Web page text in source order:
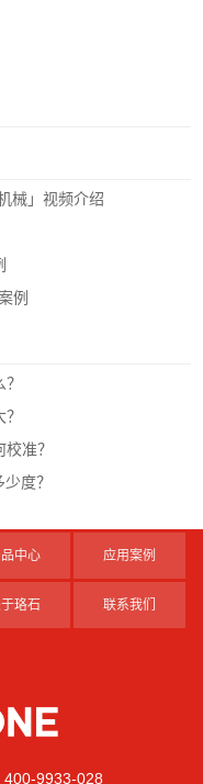
械」视频介绍
例
准？
度？
中心 应用案例
珞石 联系我们
400-9933-028